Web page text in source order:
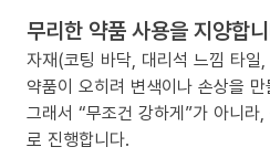
무리한 약품 사용을 지양합
자재(코팅 바닥, 대리석 느낌 타
약품이 오히려 변색이나 손상을
그래서 “무조건 강하게”가 아니라
로 진행합니다.